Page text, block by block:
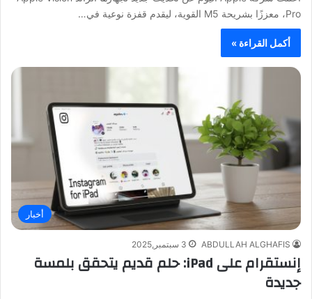
Pro، معززًا بشريحة M5 القوية، ليقدم قفزة نوعية في…
أكمل القراءة »
أخبار
ABDULLAH ALGHAFIS 3 سبتمبر,2025
إنستقرام على iPad: حلم قديم يتحقق بلمسة
جديدة